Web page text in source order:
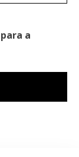
a